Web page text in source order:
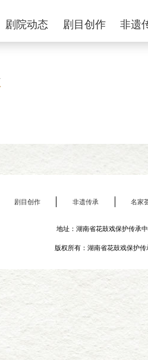
剧院动态 剧目创作 非遗
剧目创作 非遗传承 名家
地址：湖南省花鼓戏保护传承
版权所有：湖南省花鼓戏保护传